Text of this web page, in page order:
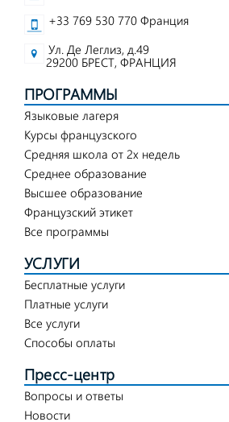
+33 769 530 770 Франция
Ул. Де Леглиз, д.49
29200 БРЕСТ, ФРАНЦИЯ
ПРОГРАММЫ
Языковые лагеря
Курсы французского
Средняя школа от 2х недель
Среднее образование
Высшее образование
Французский этикет
Все программы
УСЛУГИ
Бесплатные услуги
Платные услуги
Все услуги
Способы оплаты
Пресс-центр
Вопросы и ответы
Новости